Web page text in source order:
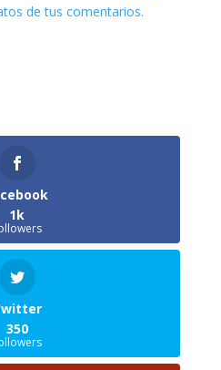
de tus comentarios.
1k
350